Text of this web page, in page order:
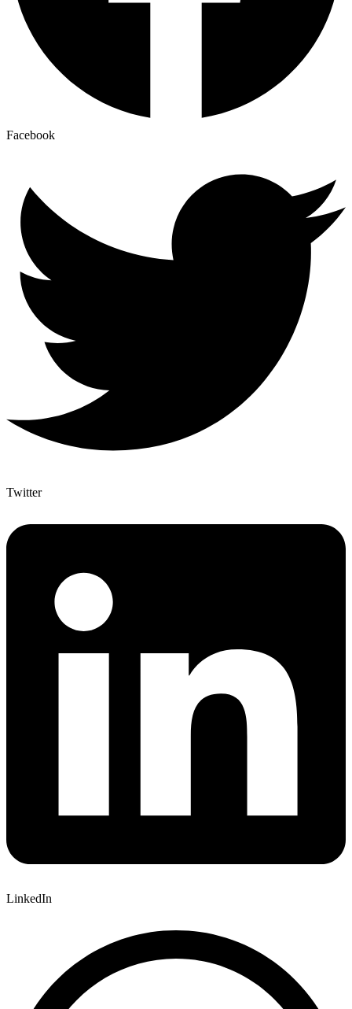
Facebook
Twitter
LinkedIn